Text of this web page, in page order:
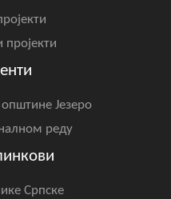
пројекти
општине Језеро
реду
Српске